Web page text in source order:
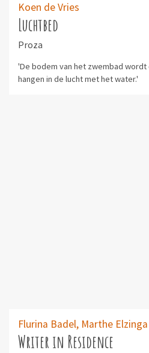
Koen de Vries
Luchtbed
Proza
'De bodem van het zwembad
hangen in de lucht met het water.'
Flurina Badel, Marthe Elzinga
Writer in Residence